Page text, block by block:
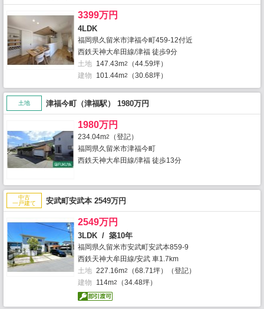
3399万円
4LDK
福岡県久留米市津福今町459-12付近
西鉄天神大牟田線/津福 徒歩9分
土地 147.43m2
（44.59坪）
建物
101.44m2 （30.68坪）
土地 津福今町（津福駅） 1980万円
1980万円
234.04m2
（登記）
福岡県久留米市津福今町
西鉄天神大牟田線/津福 徒歩13分
中古
一戸建て
安武町安武本 2549万円
2549万円
3LDK / 築10年
福岡県久留米市安武町安武本859-9
西鉄天神大牟田線/安武 車1.7km
土地 227.16m2
（68.71坪）（登記）
建物
114m2 （34.48坪）